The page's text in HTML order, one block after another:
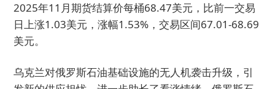
2025年11月期货结算价每桶68.47美元，比前一交易
日上涨1.03美元，涨幅1.53%，交易区间67.01-68.69
美元。
乌克兰对俄罗斯石油基础设施的无人机袭击升级，引